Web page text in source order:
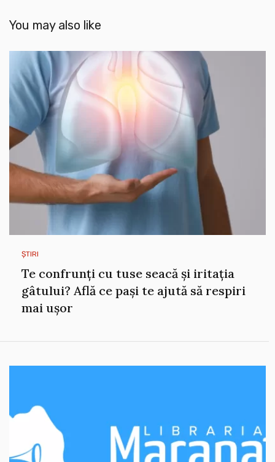
You may also like
ȘTIRI
Te confrunți cu tuse seacă și iritația
gâtului? Află ce pași te ajută să respiri
mai ușor